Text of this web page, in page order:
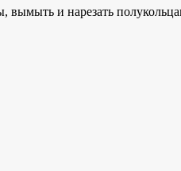
вымыть и нарезать